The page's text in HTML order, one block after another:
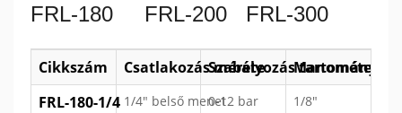
FRL-180 FRL-200 FRL-300
Cikkszám Csatlakozás méreteSzabályozás tartománya
Manométer
FRL-180-1/4 1/4" belső menet0-12 bar 1/8"